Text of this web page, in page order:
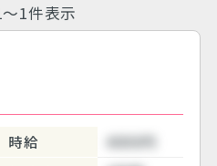
1件表示
時給
4000円